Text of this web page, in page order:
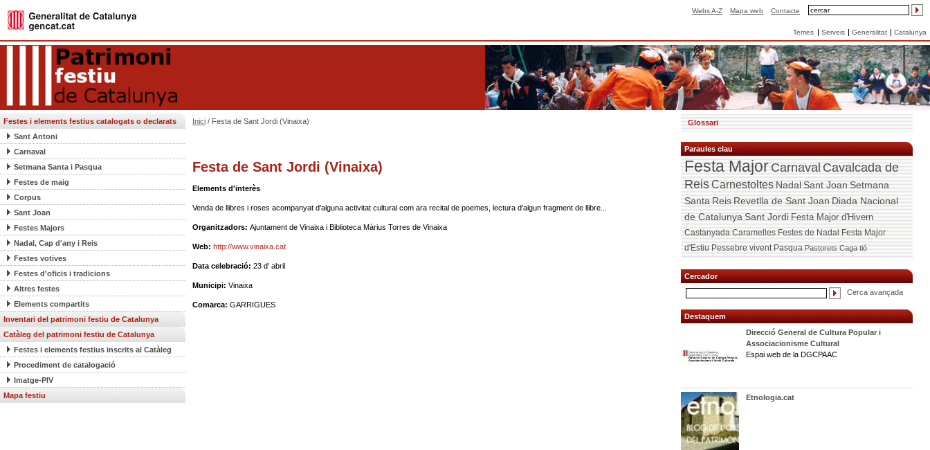
Webs A-Z Mapa web Contacte
Temes Serveis Generalitat Catalunya
Festes i elements festius catalogats o declarats
Sant Antoni
Carnaval
Setmana Santa i Pasqua
Festes de maig
Corpus
Sant Joan
Festes Majors
Nadal, Cap d'any i Reis
Festes votives
Festes d'oficis i tradicions
Altres festes
Elements compartits
Inventari del patrimoni festiu de Catalunya
Catàleg del patrimoni festiu de Catalunya
Festes i elements festius inscrits al Catàleg
Procediment de catalogació
Imatge-PIV
Mapa festiu
Inici/ Festa de Sant Jordi (Vinaixa)
Festa de Sant Jordi (Vinaixa)
Elements d'interès
Venda de llibres i roses acompanyat d'alguna activitat cultural com ara recital de poemes, lectura d'algun fragment de llibre...
Organitzadors: Ajuntament de Vinaixa i Biblioteca Màrius Torres de Vinaixa
Web: http://www.vinaixa.cat
Data celebració: 23 d' abril
Municipi: Vinaixa
Comarca: GARRIGUES
Glossari
Paraules clau
Festa MajorCarnavalCavalcada de
ReisCarnestoltesNadalSant JoanSetmana
SantaReisRevetlla de Sant JoanDiada Nacional
de CatalunyaSant Jordi Festa Major d'Hivern
Castanyada Caramelles Festes de Nadal Festa Major
d'Estiu Pessebre vivent Pasqua Pastorets Caga tió
Cercador
Cerca avançada
Destaquem
Direcció General de Cultura Popular i
Associacionisme Cultural
Espai web de la DGCPAAC
Etnologia.cat